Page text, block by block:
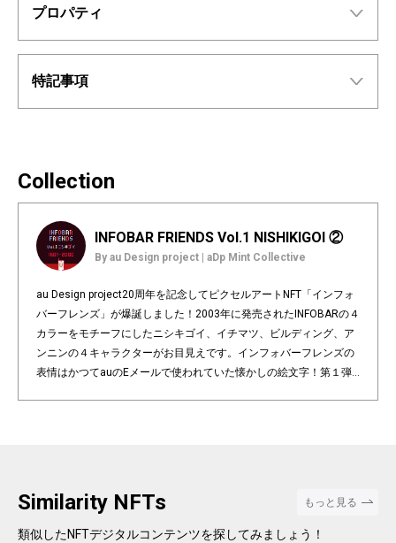
プロパティ
特記事項
Collection
INFOBAR FRIENDS Vol.1 NISHIKIGOI ②
By au Design project | aDp Mint Collective
au Design project20周年を記念してピクセルアートNFT「インフォ
バーフレンズ」が爆誕しました！2003年に発売されたINFOBARの４
カラーをモチーフにしたニシキゴイ、イチマツ、ビルディング、ア
ンニンの４キャラクターがお目見えです。インフォバーフレンズの
表情はかつてauのEメールで使われていた懐かしの絵文字！第１弾
the INFOBAR FRIENDS' faces are nostalgic pictograms once used
in au e-mail! The first edition is a special edition with the aDp20th l
Similarity NFTs もっと見る
類似したNFTデジタルコンテンツを探してみましょう！